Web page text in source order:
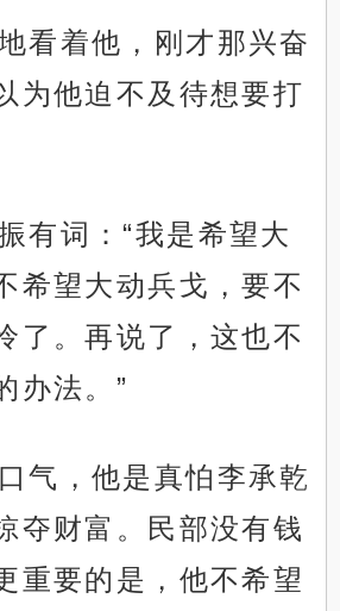
看着他，刚才那兴奋
为他迫不及待想要打
有词：“我是希望大
希望大动兵戈，要不
了。再说了，这也不
办法。”
气，他是真怕李承乾
夺财富。民部没有钱
重要的是，他不希望